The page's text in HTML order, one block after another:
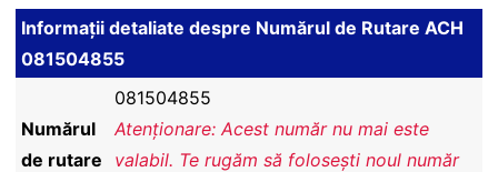
Informații detaliate despre Numărul de Rutare ACH
081504855
Numărul
de rutare
081504855
Atenționare: Acest număr nu mai este
valabil. Te rugăm să folosești noul număr